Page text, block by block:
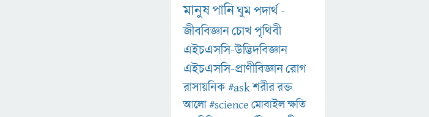
মানুষপানিঘুমপদার্থ-
জীববিজ্ঞানচোখপৃথিবী
এইচএসসি-উদ্ভিদবিজ্ঞান
এইচএসসি-প্রাণীবিজ্ঞানরোগ
রাসায়নিক#askশরীররক্ত
আলো#scienceমোবাইলক্ষতি